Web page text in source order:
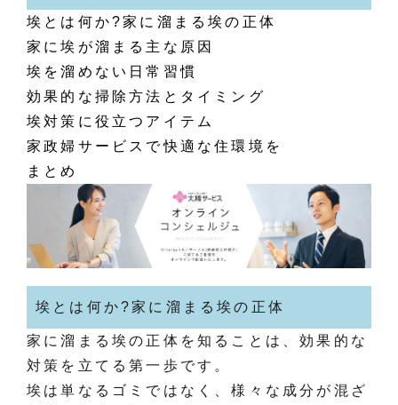
埃とは何か?家に溜まる埃の正体
家に埃が溜まる主な原因
埃を溜めない日常習慣
効果的な掃除方法とタイミング
埃対策に役立つアイテム
家政婦サービスで快適な住環境を
まとめ
埃とは何か?家に溜まる埃の正体
家に溜まる埃の正体を知ることは、効果的な
対策を立てる第一歩です。
埃は単なるゴミではなく、様々な成分が混ざ